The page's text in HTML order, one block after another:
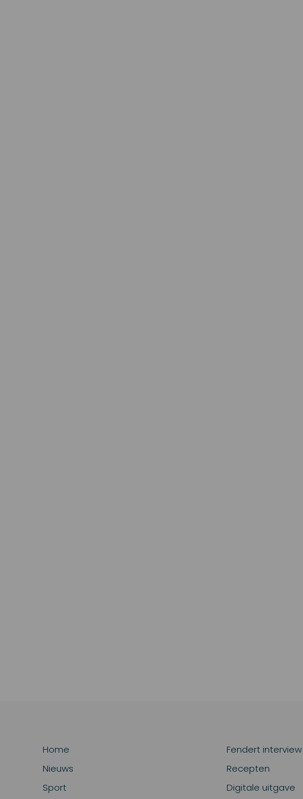
Home
Nieuws
Sport
Fendert interview
Recepten
Digitale uitgave